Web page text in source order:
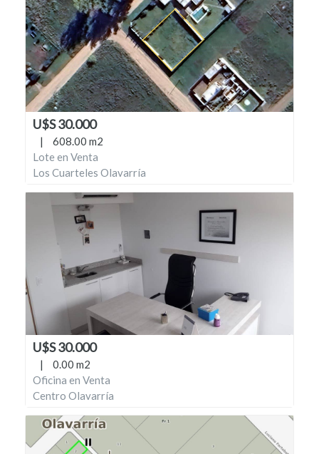
U$S 30.000
|
608.00 m2
Lote en Venta
Los Cuarteles Olavarría
U$S 30.000
|
0.00 m2
Oficina en Venta
Centro Olavarría